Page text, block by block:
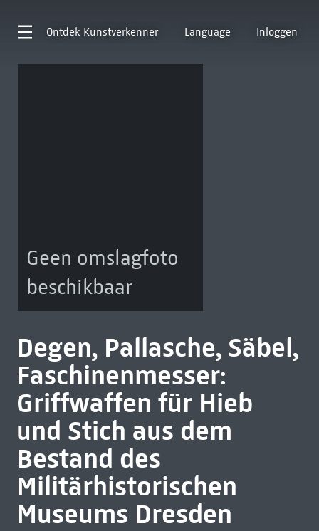
Ontdek Kunstverkenner Language Inloggen
Geen omslagfoto
beschikbaar
Degen, Pallasche, Säbel,
Faschinenmesser:
Griffwaffen für Hieb
und Stich aus dem
Bestand des
Militärhistorischen
Museums Dresden